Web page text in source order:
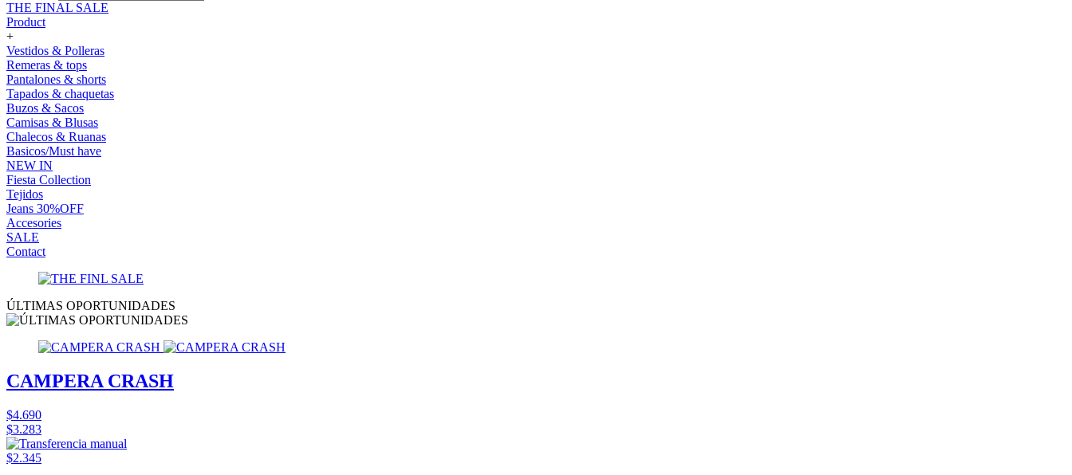
THE FINAL SALE
Product
+
Vestidos & Polleras
Remeras & tops
Pantalones & shorts
Tapados & chaquetas
Buzos & Sacos
Camisas & Blusas
Chalecos & Ruanas
Basicos/Must have
NEW IN
Fiesta Collection
Tejidos
Jeans 30%OFF
Accesories
SALE
Contact
ÚLTIMAS OPORTUNIDADES
CAMPERA CRASH
$4.690
$3.283
$2.345